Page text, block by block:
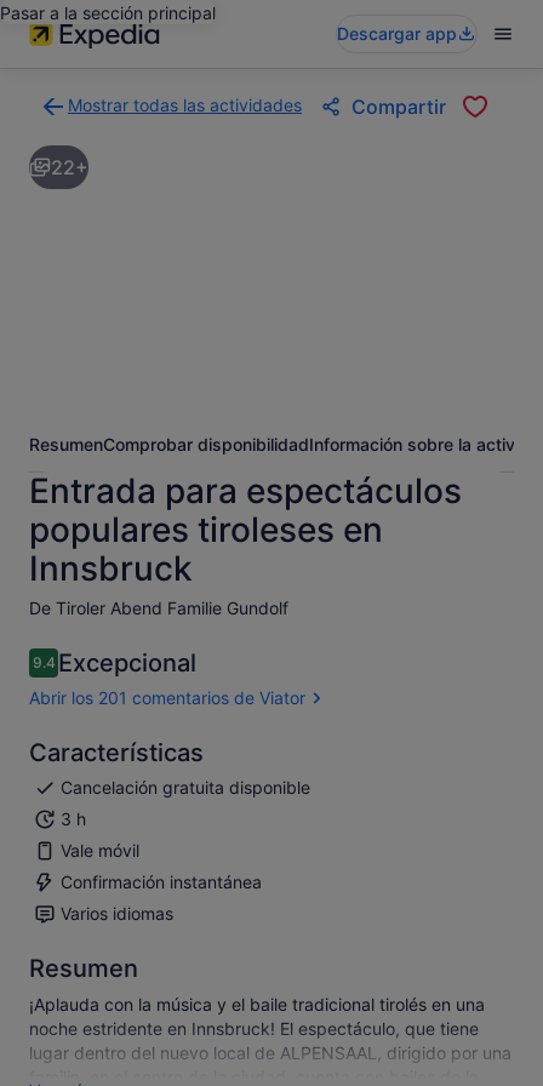
Pasar a la sección principal
Descargar app
Mostrar todas las actividades
a
la
página
Compartir
22+
ResumenComprobar disponibilidadInformación sobre la
Entrada para espectáculos
populares tiroleses en
Innsbruck
De Tiroler Abend Familie Gundolf
9.49.4 sobre 10
Excepcional
Abrir los 201 comentarios de Viator
Características
Cancelación gratuita disponible
3 h
Vale móvil
Confirmación instantánea
Varios idiomas
Resumen
¡Aplauda con la música y el baile tradicional tirolés en una
noche estridente en Innsbruck! El espectáculo, que tiene
lugar dentro del nuevo local de ALPENSAAL, dirigido por una